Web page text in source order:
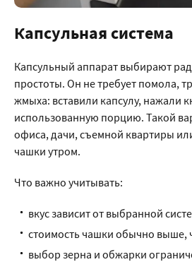
Капсульная система
Капсульный аппарат выбирают
простоты. Он не требует помола,
жмыха: вставили капсулу, нажали
использованную порцию. Такой
офиса, дачи, съемной квартиры
чашки утром.
Что важно учитывать:
вкус зависит от выбранной
стоимость чашки обычно выше,
выбор зерна и обжарки